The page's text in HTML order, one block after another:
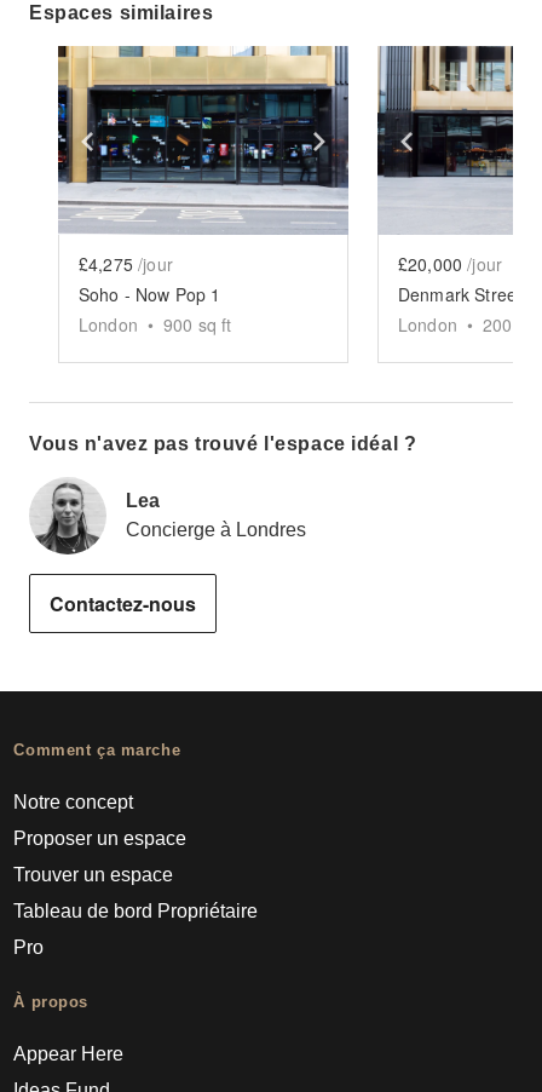
Espaces similaires
Show previous slide Show next slide
£4,275 /jour
Soho - Now Pop 1
London • 900 sq ft
Show
£20,000 /jour
London • 2005
Vous n'avez pas trouvé l'espace idéal ?
Lea
Concierge à Londres
Contactez-nous
Comment ça marche
Notre concept
Proposer un espace
Trouver un espace
Tableau de bord Propriétaire
Pro
À propos
Appear Here